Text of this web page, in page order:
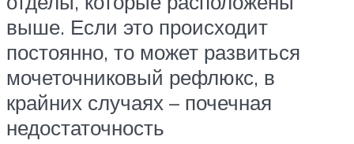
выше. Если это происходит
постоянно, то может развиться
мочеточниковый рефлюкс, в
крайних случаях – почечная
недостаточность